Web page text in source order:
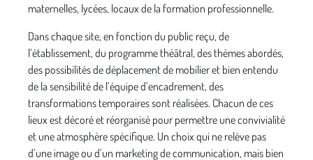
maternelles, lycées, locaux de la formation professionnelle.
Dans chaque site, en fonction du public reçu, de
l’établissement, du programme théâtral, des thèmes abordés,
des possibilités de déplacement de mobilier et bien entendu
de la sensibilité de l’équipe d’encadrement, des
transformations temporaires sont réalisées. Chacun de ces
lieux est décoré et réorganisé pour permettre une convivialité
et une atmosphère spécifique. Un choix qui ne relève pas
d’une image ou d’un marketing de communication, mais bien